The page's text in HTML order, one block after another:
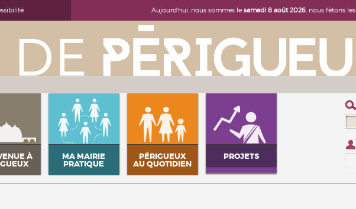
Aujourd'hui, nous sommes le samedi 8 août 2026, nous fêtons les
À MA MAIRIE
PRATIQUE
PÉRIGUEUX
AU QUOTIDIEN
PROJETS